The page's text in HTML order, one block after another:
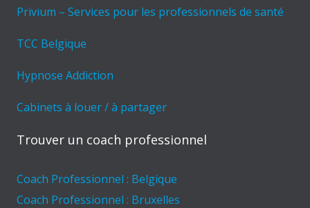
Privium – Services pour les professionnels de santé
TCC Belgique
Hypnose Addiction
Cabinets à louer / à partager
Trouver un coach professionnel
Coach Professionnel : Belgique
Coach Professionnel : Bruxelles